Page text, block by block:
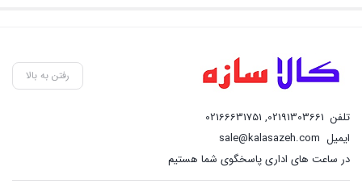
رفتن به بالا
تلفن 02191303661
,
02166631751
ایمیل sale@kalasazeh.com
در ساعت های اداری پاسخگوی شما هستیم